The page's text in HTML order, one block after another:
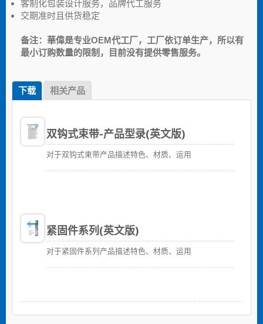
客制化包装设计服务，品牌代工服务
交期准时且供货稳定
备注：華偉是专业OEM代工厂，工厂依订单生产，所以有
最小订购数量的限制，目前没有提供零售服务。
下载 相关产品
双钩式束带-产品型录(英文版)
对于双钩式束带产品描述特色、材质、运用
紧固件系列(英文版)
对于紧固件系列产品描述特色、材质、运用